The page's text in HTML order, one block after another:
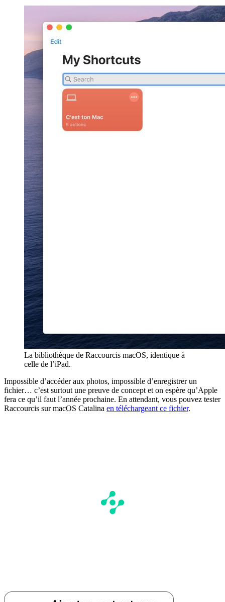
La bibliothèque de Raccourcis macOS, identique à
celle de l’iPad.
Impossible d’accéder aux photos, impossible d’enregistrer un
fichier… c’est surtout une preuve de concept et on espère qu’Apple
fera ce qu’il faut l’année prochaine. En attendant, vous pouvez tester
Raccourcis sur macOS Catalina en téléchargeant ce fichier.